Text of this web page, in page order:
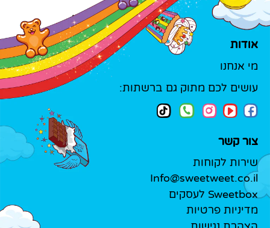
אודות
מי אנחנו
עושים לכם מתוק גם ברשתות:
צור קשר
שירות לקוחות
Info@sweetweet.co.il
Sweetbox לעסקים
מדיניות פרטיות